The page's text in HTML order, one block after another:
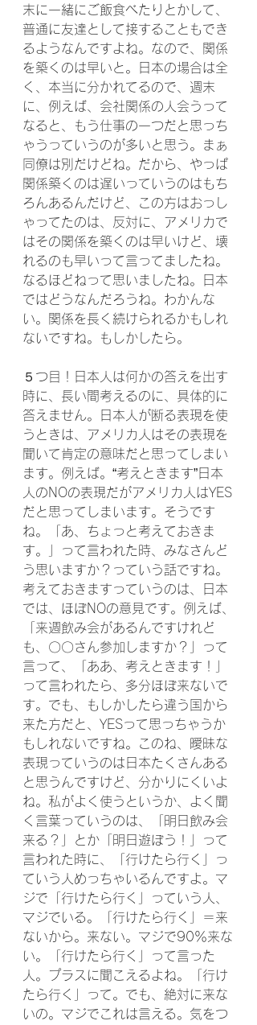
末に一緒にご飯食べたりとかして、
普通に友達として接することもでき
るようなんですよね。なので、関係
を築くのは早いと。日本の場合は全
く、本当に分かれてるので、週末
に、例えば、会社関係の人会うって
なると、もう仕事の一つだと思っち
ゃうっていうのが多いと思う。まぁ
同僚は別だけどね。だから、やっぱ
関係築くのは遅いっていうのはもち
ろんあるんだけど、この方はおっし
ゃってたのは、反対に、アメリカで
はその関係を築くのは早いけど、壊
れるのも早いって言ってましたね。
なるほどねって思いましたね。日本
ではどうなんだろうね。わかんな
い。関係を長く続けられるかもしれ
ないですね。もしかしたら。
５つ目！日本人は何かの答えを出す
時に、長い間考えるのに、具体的に
答えません。日本人が断る表現を使
うときは、アメリカ人はその表現を
聞いて肯定の意味だと思ってしまい
ます。例えば。“考えときます”日本
人のNOの表現だがアメリカ人はYES
だと思ってしまいます。そうです
ね。「あ、ちょっと考えておきま
す。」って言われた時、みなさんど
う思いますか？っていう話ですね。
考えておきますっていうのは、日本
では、ほぼNOの意見です。例えば、
「来週飲み会があるんですけれど
も、〇〇さん参加しますか？」って
言って、「ああ、考えときます！」
って言われたら、多分ほぼ来ないで
す。でも、もしかしたら違う国から
来た方だと、YESって思っちゃうか
もしれないですね。このね、曖昧な
表現っていうのは日本たくさんある
と思うんですけど、分かりにくいよ
ね。私がよく使うというか、よく聞
く言葉っていうのは、「明日飲み会
来る？」とか「明日遊ぼう！」って
言われた時に、「行けたら行く」っ
ていう人めっちゃいるんですよ。マ
ジで「行けたら行く」っていう人、
マジでいる。「行けたら行く」＝来
ないから。来ない。マジで90％来な
い。「行けたら行く」って言った
人。プラスに聞こえるよね。「行け
たら行く」って。でも、絶対に来な
いの。マジでこれは言える。気をつ